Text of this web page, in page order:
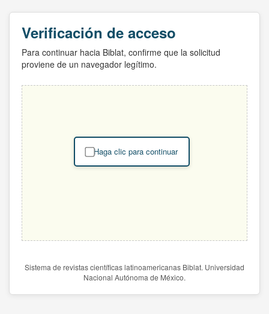
Verificación de acceso
Para continuar hacia Biblat, confirme que la solicitud
proviene de un navegador legítimo.
Haga clic para continuar
Sistema de revistas científicas latinoamericanas Biblat. Universidad
Nacional Autónoma de México.